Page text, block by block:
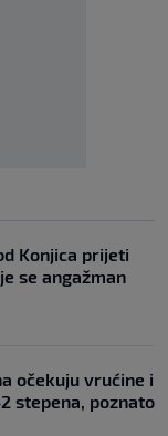
Konjica prijeti
se angažman
očekuju vrućine i
stepena, poznato